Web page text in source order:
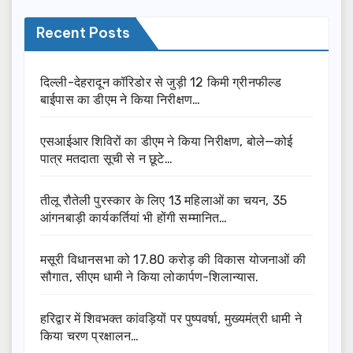
Recent Posts
दिल्ली-देहरादून कॉरिडोर से जुड़ी 12 किमी ग्रीनफील्ड
बाईपास का डीएम ने किया निरीक्षण…
एसआईआर शिविरों का डीएम ने किया निरीक्षण, बोले—कोई
पात्र मतदाता सूची से न छूटे…
तीलू रौतेली पुरस्कार के लिए 13 महिलाओं का चयन, 35
आंगनबाड़ी कार्यकर्तियां भी होंगी सम्मानित…
मसूरी विधानसभा को 17.80 करोड़ की विकास योजनाओं की
सौगात, सीएम धामी ने किया लोकार्पण-शिलान्यास.
हरिद्वार में शिवभक्त कांवड़ियों पर पुष्पवर्षा, मुख्यमंत्री धामी ने
किया चरण प्रक्षालन…